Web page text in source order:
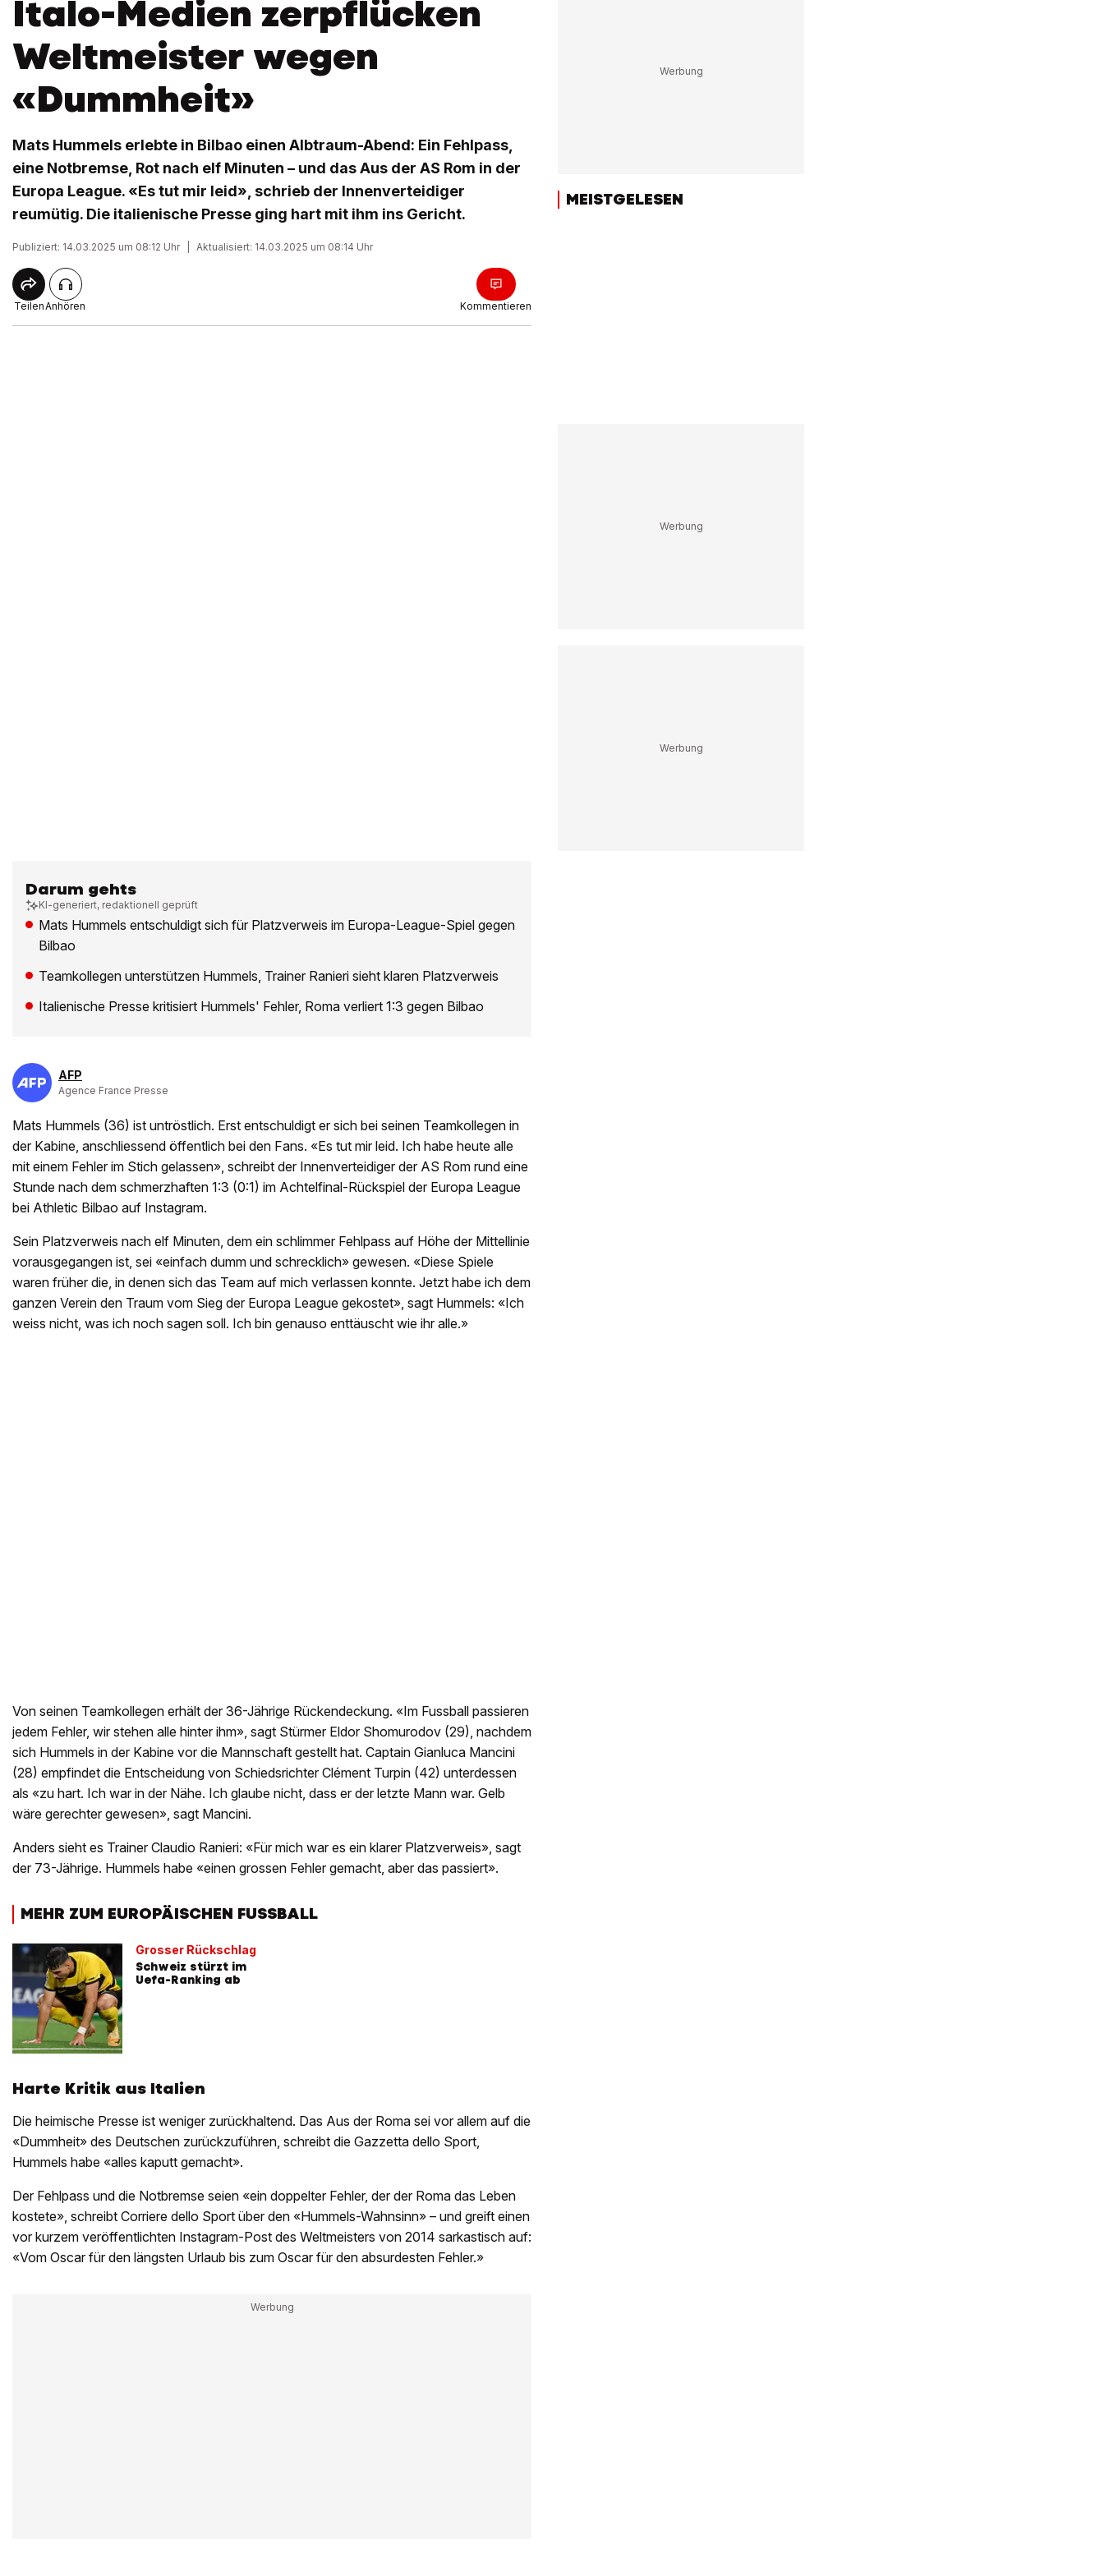
Italo-Medien zerpflücken
Weltmeister wegen
«Dummheit»
Mats Hummels erlebte in Bilbao einen Albtraum-Abend: Ein Fehlpass,
eine Notbremse, Rot nach elf Minuten – und das Aus der AS Rom in der
Europa League. «Es tut mir leid», schrieb der Innenverteidiger
reumütig. Die italienische Presse ging hart mit ihm ins Gericht.
Publiziert: 14.03.2025 um 08:12 Uhr Aktualisiert: 14.03.2025 um 08:14 Uhr
TeilenAnhören Kommentieren
Darum gehts
KI-generiert, redaktionell geprüft
Mats Hummels entschuldigt sich für Platzverweis im Europa-League-Spiel gegen
Bilbao
Teamkollegen unterstützen Hummels, Trainer Ranieri sieht klaren Platzverweis
Italienische Presse kritisiert Hummels' Fehler, Roma verliert 1:3 gegen Bilbao
AFP
Agence France Presse
Mats Hummels (36) ist untröstlich. Erst entschuldigt er sich bei seinen Teamkollegen in
der Kabine, anschliessend öffentlich bei den Fans. «Es tut mir leid. Ich habe heute alle
mit einem Fehler im Stich gelassen», schreibt der Innenverteidiger der AS Rom rund eine
Stunde nach dem schmerzhaften 1:3 (0:1) im Achtelfinal-Rückspiel der Europa League
bei Athletic Bilbao auf Instagram.
Sein Platzverweis nach elf Minuten, dem ein schlimmer Fehlpass auf Höhe der Mittellinie
vorausgegangen ist, sei «einfach dumm und schrecklich» gewesen. «Diese Spiele
waren früher die, in denen sich das Team auf mich verlassen konnte. Jetzt habe ich dem
ganzen Verein den Traum vom Sieg der Europa League gekostet», sagt Hummels: «Ich
weiss nicht, was ich noch sagen soll. Ich bin genauso enttäuscht wie ihr alle.»
Von seinen Teamkollegen erhält der 36-Jährige Rückendeckung. «Im Fussball passieren
jedem Fehler, wir stehen alle hinter ihm», sagt Stürmer Eldor Shomurodov (29), nachdem
sich Hummels in der Kabine vor die Mannschaft gestellt hat. Captain Gianluca Mancini
(28) empfindet die Entscheidung von Schiedsrichter Clément Turpin (42) unterdessen
als «zu hart. Ich war in der Nähe. Ich glaube nicht, dass er der letzte Mann war. Gelb
wäre gerechter gewesen», sagt Mancini.
Anders sieht es Trainer Claudio Ranieri: «Für mich war es ein klarer Platzverweis», sagt
der 73-Jährige. Hummels habe «einen grossen Fehler gemacht, aber das passiert».
MEHR ZUM EUROPÄISCHEN FUSSBALL
Grosser Rückschlag
Schweiz stürzt im
Uefa-Ranking ab
Harte Kritik aus Italien
Die heimische Presse ist weniger zurückhaltend. Das Aus der Roma sei vor allem auf die
«Dummheit» des Deutschen zurückzuführen, schreibt die Gazzetta dello Sport,
Hummels habe «alles kaputt gemacht».
Der Fehlpass und die Notbremse seien «ein doppelter Fehler, der der Roma das Leben
kostete», schreibt Corriere dello Sport über den «Hummels-Wahnsinn» – und greift einen
vor kurzem veröffentlichten Instagram-Post des Weltmeisters von 2014 sarkastisch auf:
«Vom Oscar für den längsten Urlaub bis zum Oscar für den absurdesten Fehler.»
MEISTGELESEN